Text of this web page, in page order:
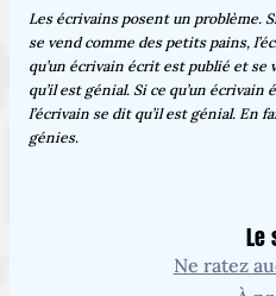
Les écrivains posent un problème.
se vend comme des petits pains,
qu’un écrivain écrit est publié et
qu’il est génial. Si ce qu’un
l’écrivain se dit qu’il est génial. En
génies.
Le
Ne ratez